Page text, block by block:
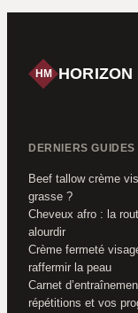
HM
DERNIERS GUIDES
Beef tallow crème
grasse ?
Cheveux afro : la
alourdir
Crème fermeté
raffermir la peau
Carnet
répétitions et vos